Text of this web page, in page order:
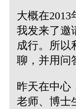
大概在
我发来了邀
成行。所以
聊，并用问
昨天在中心
老师、博士